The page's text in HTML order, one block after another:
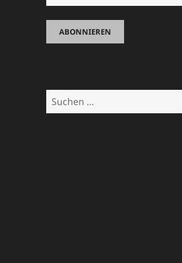
Suchen
nach: